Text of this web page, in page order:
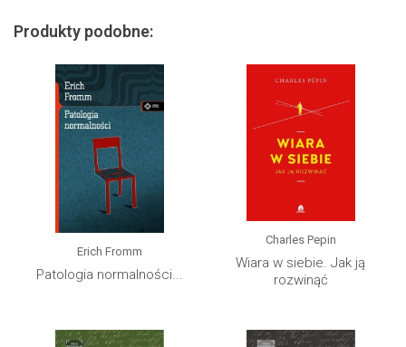
Produkty podobne:
Erich Fromm
Patologia normalności...
Charles Pepin
Wiara w siebie. Jak ją
rozwinąć